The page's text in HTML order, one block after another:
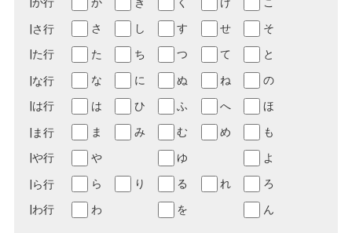
さ し す せ そ
た ち つ て と
な に ぬ ね の
は ひ ふ へ ほ
ま み む め も
や ゆ よ
ら り る れ ろ
わ を ん